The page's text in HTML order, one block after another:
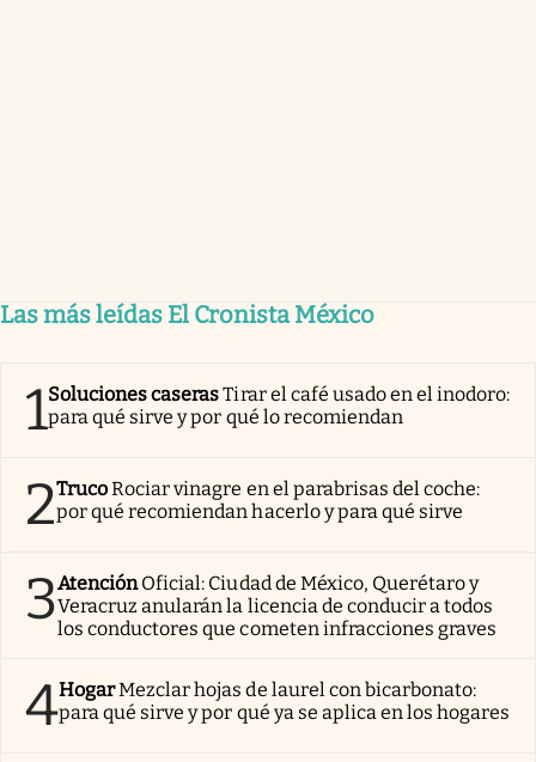
Las más leídas El Cronista México
1Soluciones caserasTirar el café usado en el inodoro:
para qué sirve y por qué lo recomiendan
2TrucoRociar vinagre en el parabrisas del coche:
por qué recomiendan hacerlo y para qué sirve
3AtenciónOficial: Ciudad de México, Querétaro y
Veracruz anularán la licencia de conducir a todos
los conductores que cometen infracciones graves
4HogarMezclar hojas de laurel con bicarbonato:
para qué sirve y por qué ya se aplica en los hogares